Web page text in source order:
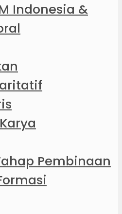
Indonesia &
Pembinaan